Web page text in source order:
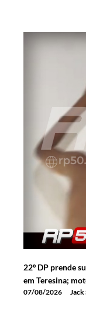
22º DP prende
em Teresina;
07/08/2026 Jack